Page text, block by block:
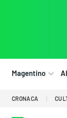
Magentino
CRONACA